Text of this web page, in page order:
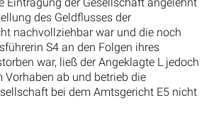
Eintragung der Gesellschaft angelehnt
des Geldflusses der
nachvollziehbar war und die noch
S4 an den Folgen ihres
war, ließ der Angeklagte L jedoch
Vorhaben ab und betrieb die
bei dem Amtsgericht E5 nicht